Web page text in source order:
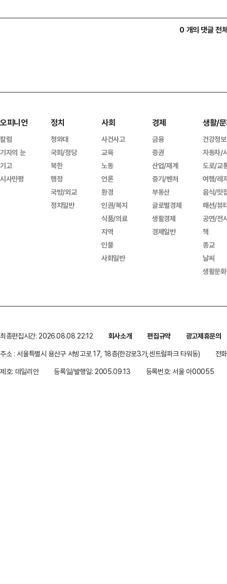
0 개의 댓글 전
오피니언
칼럼
기자의 눈
기고
시사만평
정치
청와대
국회/정당
북한
행정
국방/외교
정치일반
사회
사건사고
교육
노동
언론
환경
인권/복지
식품/의료
지역
인물
사회일반
경제
금융
증권
산업/재계
중기/벤처
부동산
글로벌경제
생활경제
경제일반
생활/
건강정보
자동차/
도로/교
여행/레
음식/맛
패션/뷰
공연/전
책
종교
날씨
생활문
최종편집시간: 2026.08.08 22:12 회사소개 편집규약
광고제휴문의
주소 : 서울특별시 용산구 서빙고로 17, 18층(한강로3가,센트럴파크 타워동)
전
제호: 데일리안
등록일/발행일: 2005.09.13 등록번호: 서울 아00055